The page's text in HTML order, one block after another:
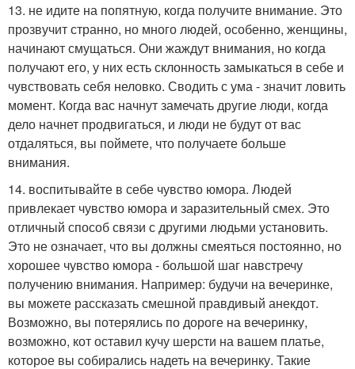
13. не идите на попятную, когда получите внимание. Это
прозвучит странно, но много людей, особенно, женщины,
начинают смущаться. Они жаждут внимания, но когда
получают его, у них есть склонность замыкаться в себе и
чувствовать себя неловко. Сводить с ума - значит ловить
момент. Когда вас начнут замечать другие люди, когда
дело начнет продвигаться, и люди не будут от вас
отдаляться, вы поймете, что получаете больше
внимания.
14. воспитывайте в себе чувство юмора. Людей
привлекает чувство юмора и заразительный смех. Это
отличный способ связи с другими людьми установить.
Это не означает, что вы должны смеяться постоянно, но
хорошее чувство юмора - большой шаг навстречу
получению внимания. Например: будучи на вечеринке,
вы можете рассказать смешной правдивый анекдот.
Возможно, вы потерялись по дороге на вечеринку,
возможно, кот оставил кучу шерсти на вашем платье,
которое вы собирались надеть на вечеринку. Такие